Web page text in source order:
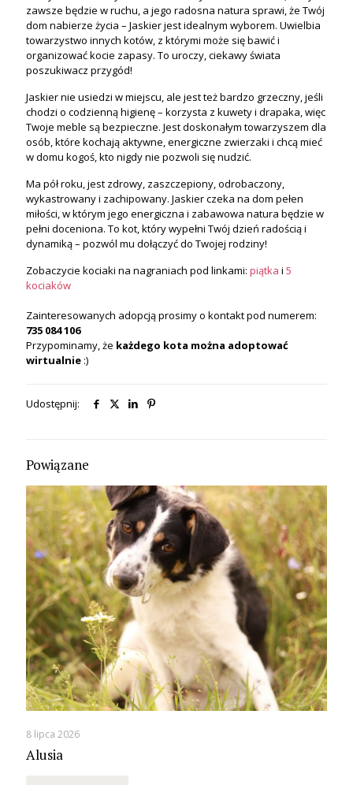
zawsze będzie w ruchu, a jego radosna natura sprawi, że Twój
dom nabierze życia – Jaskier jest idealnym wyborem. Uwielbia
towarzystwo innych kotów, z którymi może się bawić i
organizować kocie zapasy. To uroczy, ciekawy świata
poszukiwacz przygód!
Jaskier nie usiedzi w miejscu, ale jest też bardzo grzeczny, jeśli
chodzi o codzienną higienę – korzysta z kuwety i drapaka, więc
Twoje meble są bezpieczne. Jest doskonałym towarzyszem dla
osób, które kochają aktywne, energiczne zwierzaki i chcą mieć
w domu kogoś, kto nigdy nie pozwoli się nudzić.
Ma pół roku, jest zdrowy, zaszczepiony, odrobaczony,
wykastrowany i zachipowany. Jaskier czeka na dom pełen
miłości, w którym jego energiczna i zabawowa natura będzie w
pełni doceniona. To kot, który wypełni Twój dzień radością i
dynamiką – pozwól mu dołączyć do Twojej rodziny!
Zobaczycie kociaki na nagraniach pod linkami: piątka i 5
kociaków
Zainteresowanych adopcją prosimy o kontakt pod numerem:
735 084 106
Przypominamy, że każdego kota można adoptować
wirtualnie :)
Udostępnij:
Powiązane
8 lipca 2026
Alusia